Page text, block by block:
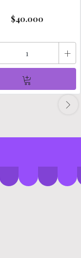
$40.000
+